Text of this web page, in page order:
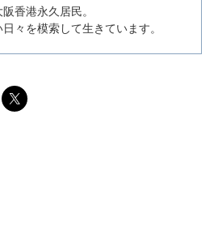
香港永久居民。
々を模索して生きています。